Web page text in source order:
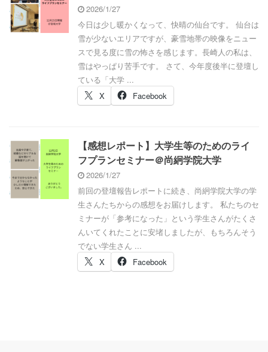
2026/1/27
今日は少し暖かくなって、快晴の仙台です。 仙台は
雪が少ないエリアですが、豪雪地帯の映像をニュー
スで見る度に雪の怖さを感じます。長崎人の私は、
雪はやっぱり苦手です。 さて、今年度後半に登壇し
ている「大学 ...
X
Facebook
【感想レポート】大学生等のためのライ
フプランセミナー＠尚絅学院大学
2026/1/27
前回の登壇報告レポートに続き、尚絅学院大学の学
生さんたちからの感想をお届けします。 私たちのセ
ミナーが「参考になった」という学生さんがたくさ
んいてくれたことに安堵しましたが、もちろんそう
でない学生さん ...
X
Facebook